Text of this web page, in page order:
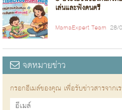
เล่นและฟังดนตรี
MamaExpert Team 28/
จดหมายข่าว
กรอกอีเมล์ของคุณ เพื่อรับข่าวสารจากเ